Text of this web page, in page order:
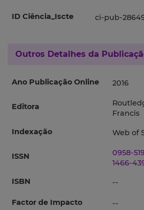
ID Ciência_Iscte ci-pub-
Outros Detalhes da
Ano Publicação Online 2016
Editora
Francis
Indexação
Web of
ISSN 0958-
1466-
ISBN
--
Factor de Impacto --